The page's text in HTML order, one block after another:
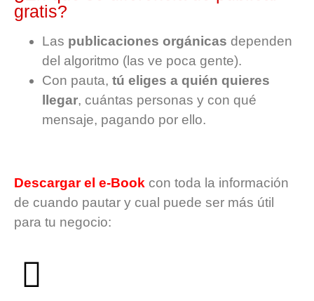
gratis?
Las publicaciones orgánicas dependen
del algoritmo (las ve poca gente).
Con pauta, tú eliges a quién quieres
llegar, cuántas personas y con qué
mensaje, pagando por ello.
Descargar el e-Book con toda la información
de cuando pautar y cual puede ser más útil
para tu negocio: